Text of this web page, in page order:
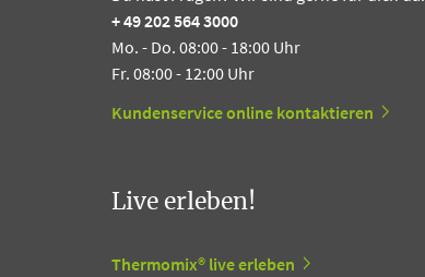
+ 49 202 564 3000
Mo. - Do. 08:00 - 18:00 Uhr
Fr. 08:00 - 12:00 Uhr
Kundenservice online kontaktieren
Live erleben!
Thermomix® live erleben